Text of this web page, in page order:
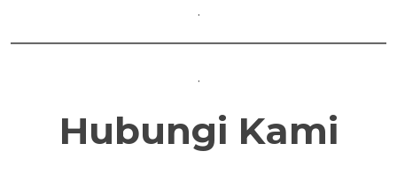
.
.
Hubungi Kami